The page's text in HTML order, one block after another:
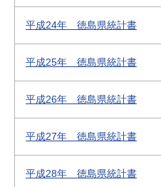
平成24年 徳島県統計書
平成25年 徳島県統計書
平成26年 徳島県統計書
平成27年 徳島県統計書
平成28年 徳島県統計書